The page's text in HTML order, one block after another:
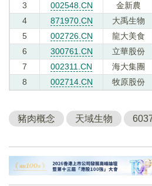
3
002548.CN 金新農
4
871970.CN 大禹生物
5
002726.CN 龍大美食
6
300761.CN 立華股份
7
002311.CN 海大集團
8
002714.CN 牧原股份
豬肉概念 天域生物